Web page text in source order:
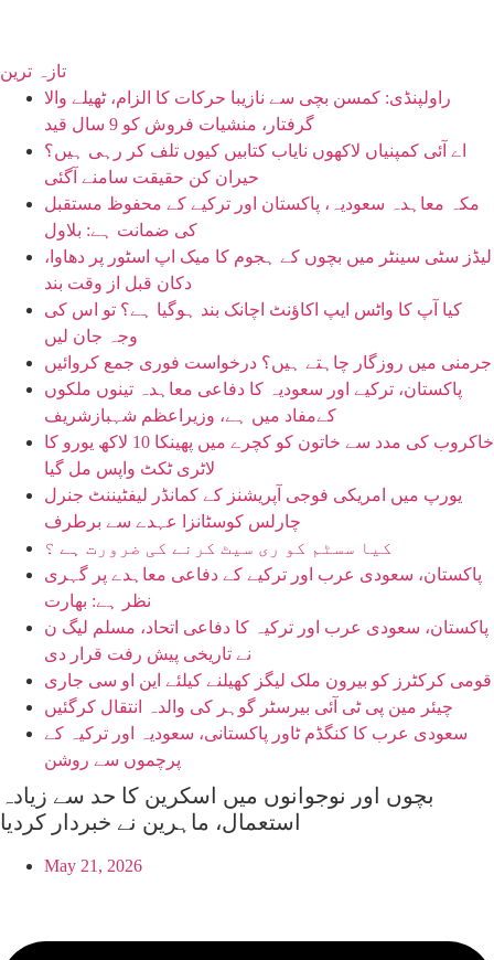
تازہ ترین
راولپنڈی: کمسن بچی سے نازیبا حرکات کا الزام، ٹھیلے والا
گرفتار، منشیات فروش کو 9 سال قید
اے آئی کمپنیاں لاکھوں نایاب کتابیں کیوں تلف کر رہی ہیں؟
حیران کن حقیقت سامنے آگئی
مکہ معاہدہ سعودیہ، پاکستان اور ترکیے کے محفوظ مستقبل
کی ضمانت ہے: بلاول
لیڈز سٹی سینٹر میں بچوں کے ہجوم کا میک اپ اسٹور پر دھاوا،
دکان قبل از وقت بند
کیا آپ کا واٹس ایپ اکاؤنٹ اچانک بند ہوگیا ہے؟ تو اس کی
وجہ جان لیں
جرمنی میں روزگار چاہتے ہیں؟ درخواست فوری جمع کروائیں
پاکستان، ترکیے اور سعودیہ کا دفاعی معاہدہ تینوں ملکوں
کےمفاد میں ہے، وزیراعظم شہبازشریف
خاکروب کی مدد سے خاتون کو کچرے میں پھینکا 10 لاکھ یورو کا
لاٹری ٹکٹ واپس مل گیا
یورپ میں امریکی فوجی آپریشنز کے کمانڈر لیفٹیننٹ جنرل
چارلس کوسٹانزا عہدے سے برطرف
کیا سسٹم کو ری سیٹ کرنے کی ضرورت ہے ؟
پاکستان، سعودی عرب اور ترکیے کے دفاعی معاہدے پر گہری
نظر ہے: بھارت
پاکستان، سعودی عرب اور ترکیہ کا دفاعی اتحاد، مسلم لیگ ن
نے تاریخی پیش رفت قرار دی
قومی کرکٹرز کو بیرون ملک لیگز کھیلنے کیلئے این او سی جاری
چیئر مین پی ٹی آئی بیرسٹر گوہر کی والدہ انتقال کرگئیں
سعودی عرب کا کنگڈم ٹاور پاکستانی، سعودیہ اور ترکیہ کے
پرچموں سے روشن
بچوں اور نوجوانوں میں اسکرین کا حد سے زیادہ
استعمال، ماہرین نے خبردار کردیا
May 21, 2026